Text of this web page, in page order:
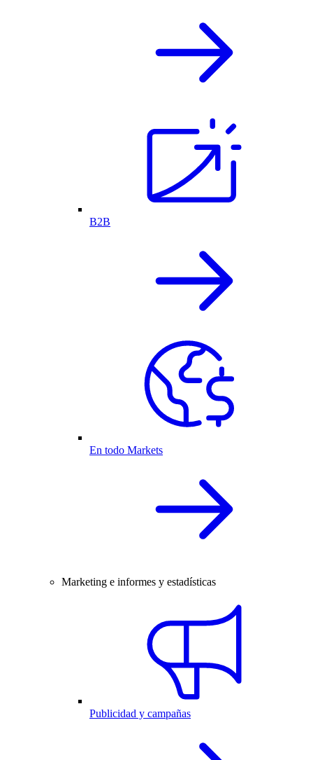
B2B
En todo Markets
Marketing e informes y estadísticas
Publicidad y campañas